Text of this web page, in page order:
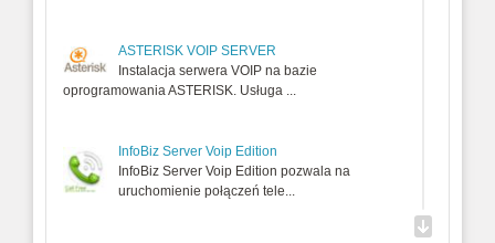
ASTERISK VOIP SERVER
Instalacja serwera VOIP na bazie
oprogramowania ASTERISK. Usługa ...
InfoBiz Server Voip Edition
InfoBiz Server Voip Edition pozwala na
uruchomienie połączeń tele...